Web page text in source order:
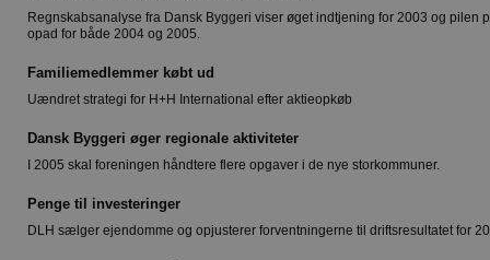
Regnskabsanalyse fra Dansk Byggeri viser øget indtjening for 2003 og pilen
opad for både 2004 og 2005.
Familiemedlemmer købt ud
Uændret strategi for H+H International efter aktieopkøb
Dansk Byggeri øger regionale aktiviteter
I 2005 skal foreningen håndtere flere opgaver i de nye storkommuner.
Penge til investeringer
DLH sælger ejendomme og opjusterer forventningerne til driftsresultatet for